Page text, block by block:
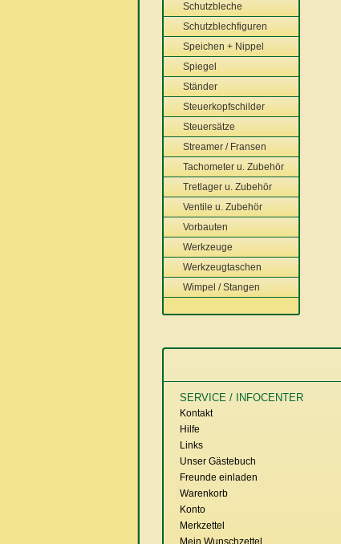
Schutzbleche
Schutzblechfiguren
Speichen + Nippel
Spiegel
Ständer
Steuerkopfschilder
Steuersätze
Streamer / Fransen
Tachometer u. Zubehör
Tretlager u. Zubehör
Ventile u. Zubehör
Vorbauten
Werkzeuge
Werkzeugtaschen
Wimpel / Stangen
SERVICE / INFOCENTER
Kontakt
Hilfe
Links
Unser Gästebuch
Freunde einladen
Warenkorb
Konto
Merkzettel
Mein Wunschzettel